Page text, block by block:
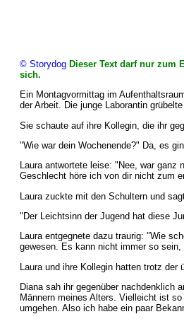
© Storydog Dieser Text darf nur
sich.
Ein Montagvormittag im
der Arbeit. Die junge Laborantin
Sie schaute auf ihre Kollegin, die ihr
"Wie war dein Wochenende?" Da, es
Laura antwortete leise: "Nee, war ganz
Geschlecht höre ich von dir nicht zum
Laura zuckte mit den Schultern und
"Der Leichtsinn der Jugend hat diese
Laura entgegnete dazu traurig: "Wie
gewesen. Es kann nicht immer so
Laura und ihre Kollegin hatten trotz der
Diana sah ihr gegenüber nachdenklich
Männern meines Alters. Vielleicht ist
umgehen. Also ich habe ein paar